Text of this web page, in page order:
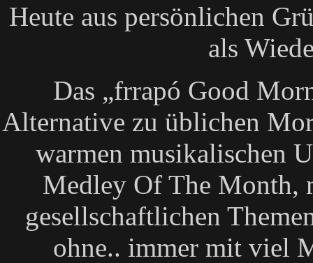
Heute aus persönlichen
als
Das „frrapó Good
Alternative zu üblichen
warmen musikalischen
Medley Of The Month,
gesellschaftlichen
ohne.. immer mit viel